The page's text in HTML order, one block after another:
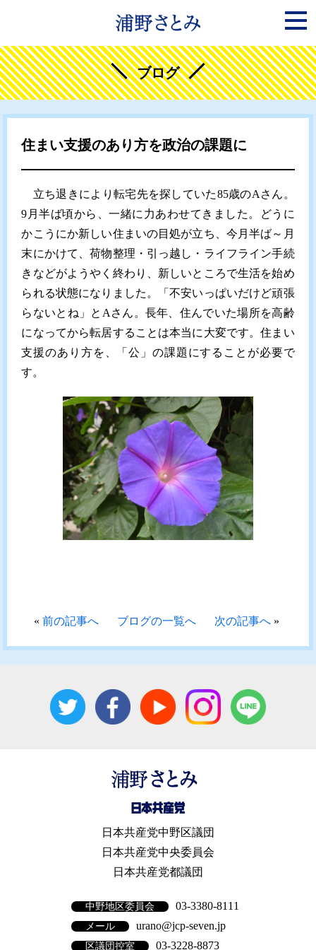
ブログ
住まい支援のあり方を政治の課題に
立ち退きにより転宅先を探していた85歳のAさん。
9月半ば頃から、一緒に力あわせてきました。どうに
かこうにか新しい住まいの目処が立ち、今月半ば～月
末にかけて、荷物整理・引っ越し・ライフライン手続
きなどがようやく終わり、新しいところで生活を始め
られる状態になりました。「不安いっぱいだけど頑張
らないとね」とAさん。長年、住んでいた場所を高齢
になってから転居することは本当に大変です。住まい
支援のあり方を、「公」の課題にすることが必要で
す。
«前の記事へ ブログの一覧へ 次の記事へ»
日本共産党中野区議団
日本共産党中央委員会
日本共産党都議団
中野地区委員会 03-3380-8111
メール urano@jcp-seven.jp
区議団控室 03-3228-8873